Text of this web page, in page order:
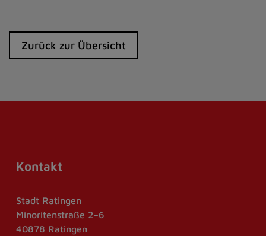
Zurück zur Übersicht
Kontakt
Stadt Ratingen
Minoritenstraße 2–6
40878 Ratingen